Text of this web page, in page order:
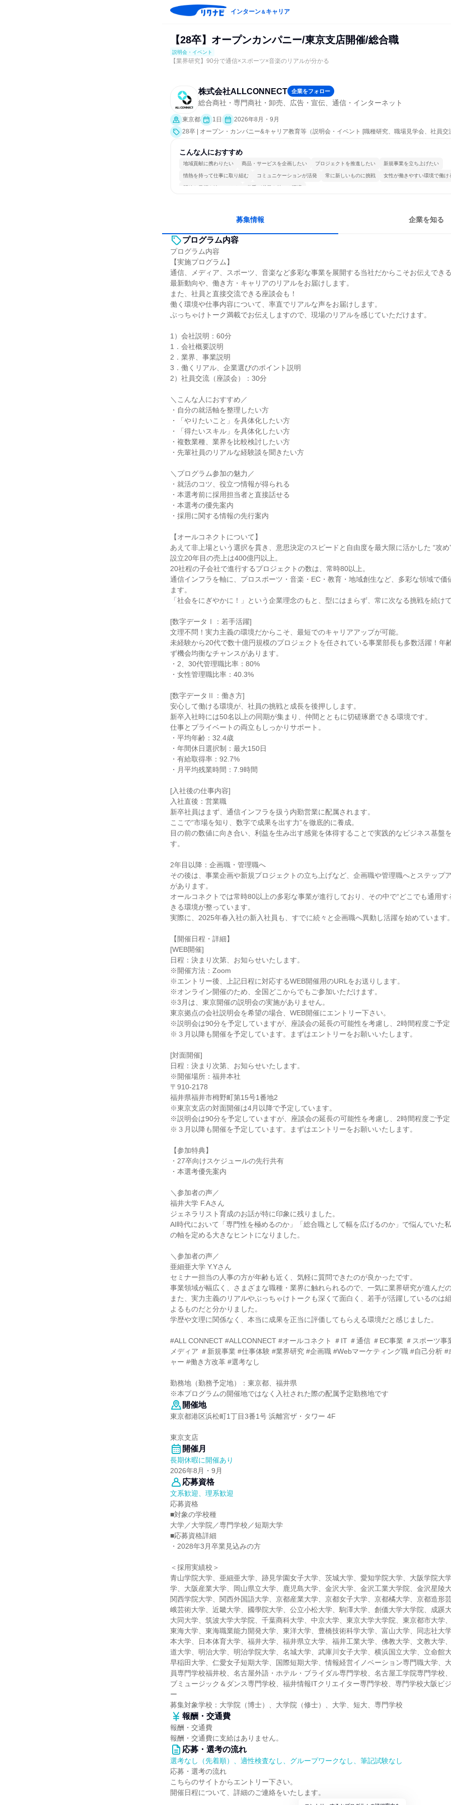
インターン＆キャリア
【28卒】オープンカンパニー/東京支店開催/総合職
説明会・イベント
【業界研究】90分で通信×スポーツ×音楽のリアルが分かる
株式会社ALLCONNECT 企業をフォロー
総合商社・専門商社・卸売、広告・宣伝、通信・インターネット
東京都 1日
2026年8月・9月
28卒 | オープン・カンパニー&キャリア教育等（説明会・イベント [職種研究、職場見学会、社員交
こんな人におすすめ
地域貢献に携わりたい 商品・サービスを企画したい プロジェクトを推進したい 新規事業を立ち上げたい
情熱を持って仕事に取り組む コミュニケーションが活発 常に新しいものに挑戦 女性が働きやすい環境で働け
明確な目標を追いかける 若手が裁量を持てる環境
募集情報 企業を知る
プログラム内容
プログラム内容
【実施プログラム】
通信、メディア、スポーツ、音楽など多彩な事業を展開する当社だからこそお伝えでき
最新動向や、働き方・キャリアのリアルをお届けします。
また、社員と直接交流できる座談会も！
働く環境や仕事内容について、率直でリアルな声をお届けします。
ぶっちゃけトーク満載でお伝えしますので、現場のリアルを感じていただけます。
1）会社説明：60分
1．会社概要説明
2．業界、事業説明
3．働くリアル、企業選びのポイント説明
2）社員交流（座談会）：30分
＼こんな人におすすめ／
・自分の就活軸を整理したい方
・「やりたいこと」を具体化したい方
・「得たいスキル」を具体化したい方
・複数業種、業界を比較検討したい方
・先輩社員のリアルな経験談を聞きたい方
＼プログラム参加の魅力／
・就活のコツ、役立つ情報が得られる
・本選考前に採用担当者と直接話せる
・本選考の優先案内
・採用に関する情報の先行案内
【オールコネクトについて】
あえて非上場という選択を貫き、意思決定のスピードと自由度を最大限に活かした “攻め
設立20年目の売上は400億円以上。
20社程の子会社で進行するプロジェクトの数は、常時80以上。
通信インフラを軸に、プロスポーツ・音楽・EC・教育・地域創生など、多彩な領域で価
ます。
「社会をにぎやかに！」という企業理念のもと、型にはまらず、常に次なる挑戦を続けて
[数字データⅠ：若手活躍]
文理不問！実力主義の環境だからこそ、最短でのキャリアアップが可能。
未経験から20代で数十億円規模のプロジェクトを任されている事業部長も多数活躍！年
ず機会均衡なチャンスがあります。
・2、30代管理職比率：80%
・女性管理職比率：40.3%
[数字データⅡ：働き方]
安心して働ける環境が、社員の挑戦と成長を後押しします。
新卒入社時には50名以上の同期が集まり、仲間とともに切磋琢磨できる環境です。
仕事とプライベートの両立もしっかりサポート。
・平均年齢：32.4歳
・年間休日選択制：最大150日
・有給取得率：92.7%
・月平均残業時間：7.9時間
[入社後の仕事内容]
入社直後：営業職
新卒社員はまず、通信インフラを扱う内勤営業に配属されます。
ここで“市場を知り、数字で成果を出す力”を徹底的に養成。
目の前の数値に向き合い、利益を生み出す感覚を体得することで実践的なビジネス基盤
す。
2年目以降：企画職・管理職へ
その後は、事業企画や新規プロジェクトの立ち上げなど、企画職や管理職へとステップ
があります。
オールコネクトでは常時80以上の多彩な事業が進行しており、その中で“どこでも通用す
きる環境が整っています。
実際に、2025年春入社の新入社員も、すでに続々と企画職へ異動し活躍を始めています。
【開催日程・詳細】
[WEB開催]
日程：決まり次第、お知らせいたします。
※開催方法：Zoom
※エントリー後、上記日程に対応するWEB開催用のURLをお送りします。
※オンライン開催のため、全国どこからでもご参加いただけます。
※3月は、東京開催の説明会の実施がありません。
東京拠点の会社説明会を希望の場合、WEB開催にエントリー下さい。
※説明会は90分を予定していますが、座談会の延長の可能性を考慮し、2時間程度ご予定
※３月以降も開催を予定しています。まずはエントリーをお願いいたします。
[対面開催]
日程：決まり次第、お知らせいたします。
※開催場所：福井本社
〒910-2178
福井県福井市栂野町第15号1番地2
※東京支店の対面開催は4月以降で予定しています。
※説明会は90分を予定していますが、座談会の延長の可能性を考慮し、2時間程度ご予定
※３月以降も開催を予定しています。まずはエントリーをお願いいたします。
【参加特典】
・27卒向けスケジュールの先行共有
・本選考優先案内
＼参加者の声／
福井大学 F.Aさん
ジェネラリスト育成のお話が特に印象に残りました。
AI時代において「専門性を極めるのか」「総合職として幅を広げるのか」で悩んでいた
の軸を定める大きなヒントになりました。
＼参加者の声／
亜細亜大学 Y.Yさん
セミナー担当の人事の方が年齢も近く、気軽に質問できたのが良かったです。
事業領域が幅広く、さまざまな職種・業界に触れられるので、一気に業界研究が進んだの
また、実力主義のリアルやぶっちゃけトークも深くて面白く、若手が活躍しているのは
よるものだと分かりました。
学歴や文理に関係なく、本当に成果を正当に評価してもらえる環境だと感じました。
#ALL CONNECT #ALLCONNECT #オールコネクト ＃IT ＃通信 ＃EC事業 ＃スポーツ事
メディア ＃新規事業 #仕事体験 #業界研究 #企画職 #Webマーケティング職 #自己分析 #
ャー #働き方改革 #選考なし
勤務地（勤務予定地）：東京都、福井県
※本プログラムの開催地ではなく入社された際の配属予定勤務地です
開催地
東京都港区浜松町1丁目3番1号 浜離宮ザ・タワー 4F
東京支店
開催月
長期休暇に開催あり
2026年8月・9月
応募資格
文系歓迎、理系歓迎
応募資格
■対象の学校種
大学／大学院／専門学校／短期大学
■応募資格詳細
・2028年3月卒業見込みの方
＜採用実績校＞
青山学院大学、亜細亜大学、跡見学園女子大学、茨城大学、愛知学院大学、大阪学院大
学、大阪産業大学、岡山県立大学、鹿児島大学、金沢大学、金沢工業大学院、金沢星陵大
関西学院大学、関西外国語大学、京都産業大学、京都女子大学、京都橘大学、京都造形
峨芸術大学、近畿大学、國學院大学、公立小松大学、駒澤大学、創価大学大学院、成蹊大
大同大学、筑波大学大学院、千葉商科大学、中京大学、東京大学大学院、東京都市大学、
東海大学、東海職業能力開発大学、東洋大学、豊橋技術科学大学、富山大学、同志社大
本大学、日本体育大学、福井大学、福井県立大学、福井工業大学、佛教大学、文教大学
道大学、明治大学、明治学院大学、名城大学、武庫川女子大学、横浜国立大学、立命館大
早稲田大学、仁愛女子短期大学、国際短期大学、情報経営イノベーション専門職大学、
員専門学校福井校、名古屋外語・ホテル・ブライダル専門学校、名古屋工学院専門学校
ブミュージック＆ダンス専門学校、福井情報ITクリエイター専門学校、専門学校大阪ビ
ー
募集対象学校：大学院（博士）、大学院（修士）、大学、短大、専門学校
報酬・交通費
報酬・交通費
報酬・交通費に支給はありません。
応募・選考の流れ
選考なし（先着順）、適性検査なし、グループワークなし、筆記試験なし
応募・選考の流れ
こちらのサイトからエントリー下さい。
開催日程について、詳細のご連絡をいたします。